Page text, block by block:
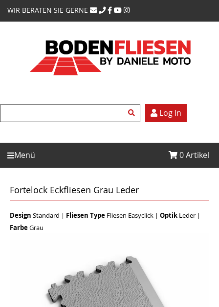
WIR BERATEN SIE GERNE
Log In
Menü 0Artikel
Fortelock Eckfliesen Grau Leder
Design Standard | Fliesen Type Fliesen Easyclick | Optik Leder |
FarbeGrau